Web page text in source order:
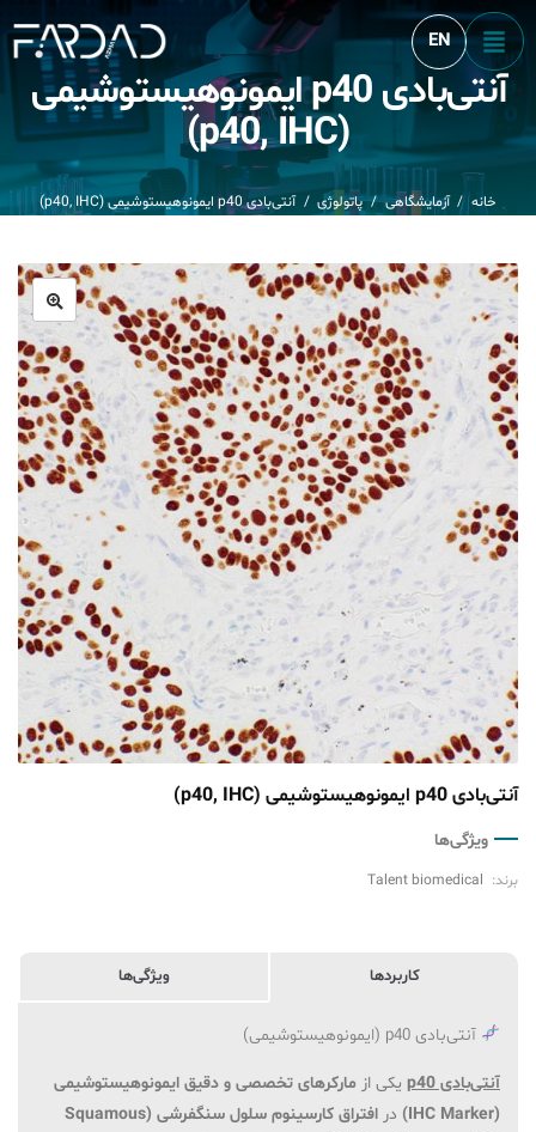
EN
Product
آنتی‌بادی p40 ایمونوهیستوشیمی
(p40, IHC)
خانه / آزمایشگاهی / پاتولوژی / آنتی‌بادی p40 ایمونوهیستوشیمی (p40, IHC)
آنتی‌بادی p40 ایمونوهیستوشیمی (p40, IHC)
ویژگی‌ها
برند: Talent biomedical
کاربردها ویژگی‌ها
آنتی‌بادی p40 (ایمونوهیستوشیمی)
آنتی‌بادی p40 یکی از مارکرهای تخصصی و دقیق ایمونوهیستوشیمی
(IHC Marker)
در
افتراق کارسینوم سلول سنگفرشی (Squamous